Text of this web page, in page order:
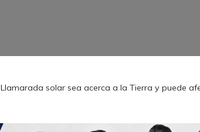
Llamarada solar sea acerca a la Tierra y puede